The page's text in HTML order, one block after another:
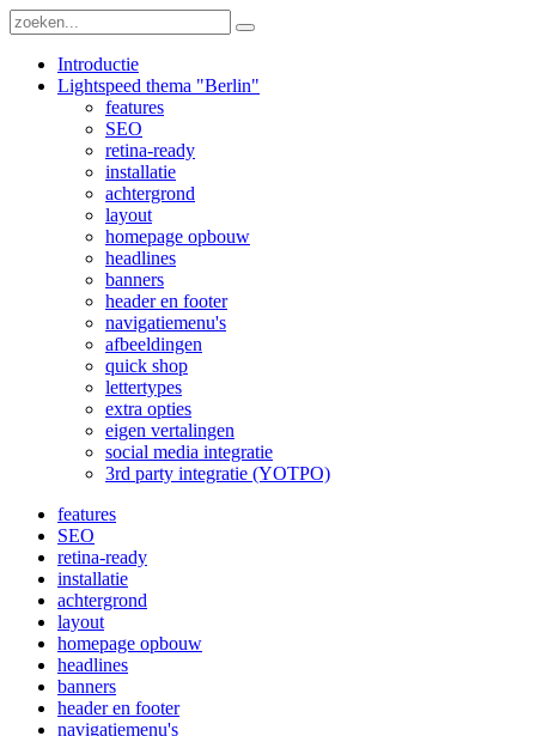
Introductie
Lightspeed thema "Berlin"
features
SEO
retina-ready
installatie
achtergrond
layout
homepage opbouw
headlines
banners
header en footer
navigatiemenu's
afbeeldingen
quick shop
lettertypes
extra opties
eigen vertalingen
social media integratie
3rd party integratie (YOTPO)
features
SEO
retina-ready
installatie
achtergrond
layout
homepage opbouw
headlines
banners
header en footer
navigatiemenu's